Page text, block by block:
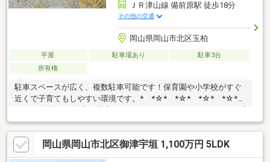
ＪＲ津山線 備前原駅 徒歩18分
その他の交通
岡山県岡山市北区玉柏
平屋 駐車場あり
駐車3台
所有権
駐車スペースが広く、複数駐車可能です！保育園や小学校がすぐ
近くで子育てもしやすい環境です。* *☆* *☆* *☆* *☆*
でサポートいたします。高い技術力とデザイン力で失敗しないリ
フォームを実現。中古物件をリノベ・リフォームで蘇らせます。
物件購入費用とリノベ工事費用を一緒にローンで組む提案も可能
です。購入・買い替え・購入+リノベーションなど、お気軽にご
岡山県岡山市北区御津宇垣 1,100万円 5LDK